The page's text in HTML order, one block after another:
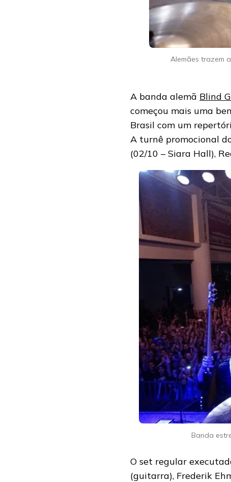
Alemães trazem
A banda alemã Blind
começou mais uma
Brasil com um
A turnê promocional
(02/10 – Siara Hall),
Banda
O set regular
(guitarra), Frederik